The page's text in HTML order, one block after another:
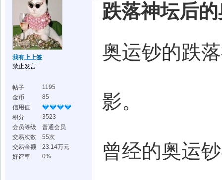
我有上上签
禁止发言
帖子
1195
金币
85
信用值
积分
3523
会员等级
普通会员
交易次数
55次
交易金额
23.14万元
好评率
0%
跌落神坛后
奥运钞的跌
影。
曾经的奥运